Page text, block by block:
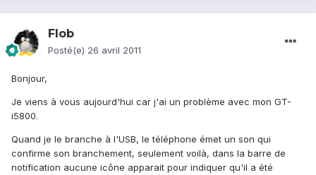
Flob
Posté(e) 26 avril 2011
Bonjour,
Je viens à vous aujourd'hui car j'ai un problème avec mon GT-
i5800.
Quand je le branche à l'USB, le téléphone émet un son qui
confirme son branchement, seulement voilà, dans la barre de
notification aucune icône apparait pour indiquer qu'il a été